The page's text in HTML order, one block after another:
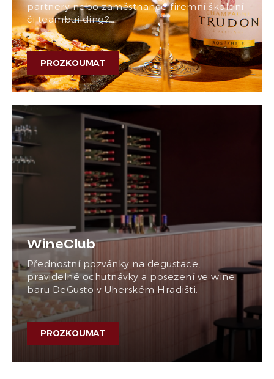
partnery nebo zaměstnance firemní školení
či teambuilding?…
PROZKOUMAT
WineClub
Přednostní pozvánky na degustace,
pravidelné ochutnávky a posezení ve wine
baru DeGusto v Uherském Hradišti.
PROZKOUMAT